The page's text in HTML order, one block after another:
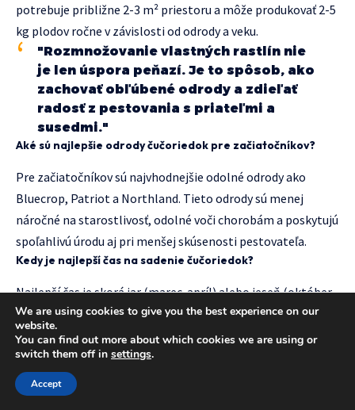
potrebuje približne 2-3 m² priestoru a môže produkovať 2-5
kg plodov ročne v závislosti od odrody a veku.
"Rozmnožovanie vlastných rastlín nie
je len úspora peňazí. Je to spôsob, ako
zachovať obľúbené odrody a zdieľať
radosť z pestovania s priateľmi a
susedmi."
Aké sú najlepšie odrody čučoriedok pre začiatočníkov?
Pre začiatočníkov sú najvhodnejšie odolné odrody ako
Bluecrop, Patriot a Northland. Tieto odrody sú menej
náročné na starostlivosť, odolné voči chorobám a poskytujú
spoľahlivú úrodu aj pri menšej skúsenosti pestovateľa.
Kedy je najlepší čas na sadenie čučoriedok?
Najlepší čas je skorá jar (marec-apríl) alebo jeseň (október-
november). Jarné sadenie umožňuje lepšie zakorenenie
pred zimou, zatiaľ čo jesenné sadenie využíva prirodzenú
vlhkosť a chladnejšie teploty.
Ako často treba čučoriedky zalievať?
We are using cookies to give you the best experience on our
website.
You can find out more about which cookies we are using or
switch them off in settings.
Accept